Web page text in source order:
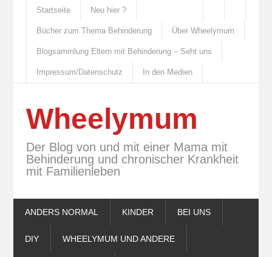
Startseite Neu hier ?
Bücher zum Thema Behinderung Über Wheelymum
Blogsammlung Eltern mit Behinderung – Seht uns
Impressum/Datenschutz In den Medien
Wheelymum
Der Blog von und mit einer Mama mit
Behinderung und chronischer Krankheit
mit Familienleben
ANDERS NORMAL KINDER BEI UNS
DIY WHEELYMUM UND ANDERE